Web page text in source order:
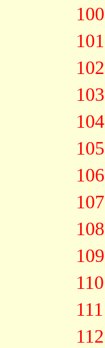
100
101
102
103
104
105
106
107
108
109
110
111
112